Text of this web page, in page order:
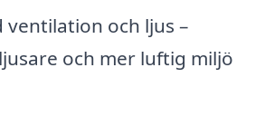
och ljus –
och mer luftig miljö